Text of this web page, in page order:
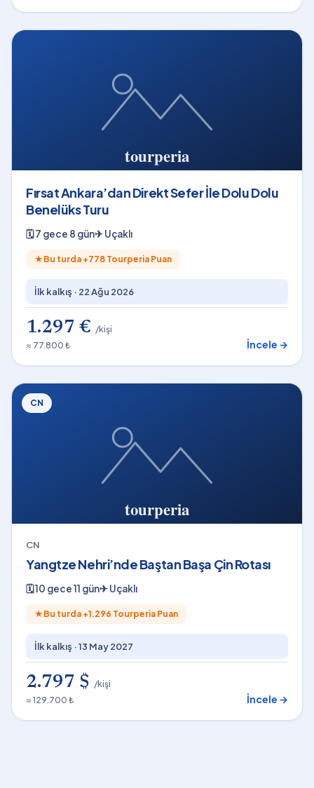
Fırsat Ankara’dan Direkt Sefer İle Dolu Dolu
Benelüks Turu
🗓7 gece 8 gün✈Uçaklı
★ Bu turda +778 Tourperia Puan
İlk kalkış · 22 Ağu 2026
1.297 € /kişi
≈ 77.800 ₺
İncele →
CN
CN
Yangtze Nehri’nde Baştan Başa Çin Rotası
🗓10 gece 11 gün✈Uçaklı
★ Bu turda +1.296 Tourperia Puan
İlk kalkış ·13 May 2027
2.797 $ /kişi
≈ 129.700 ₺
İncele →